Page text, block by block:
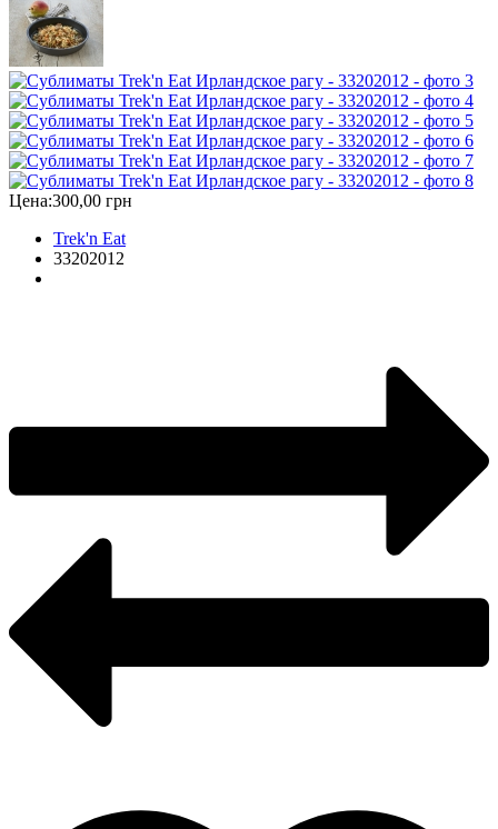
Цена:300,00 грн
Trek'n Eat
33202012